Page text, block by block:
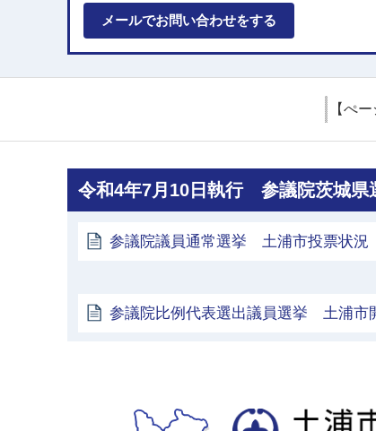
メールでお問い合わせをする
【ぺー
令和4年7月10日執行 参議院茨城県
参議院議員通常選挙 土浦市投票状況
参議院比例代表選出議員選挙 土浦市